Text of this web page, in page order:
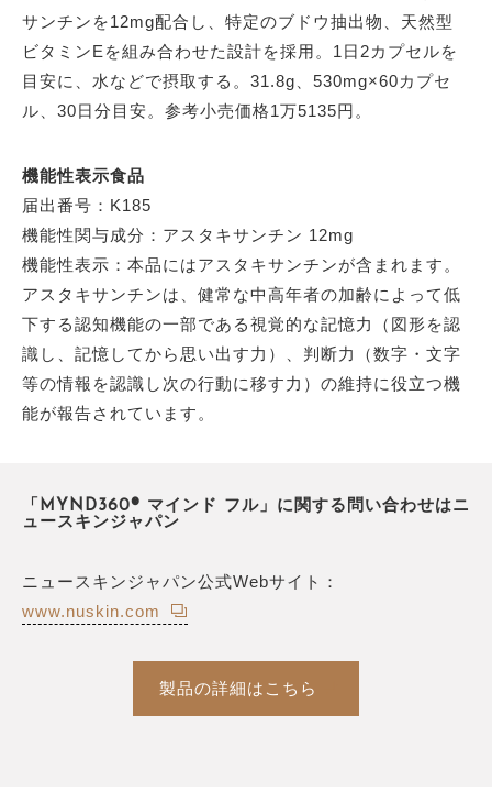
サンチンを12mg配合し、特定のブドウ抽出物、天然型
ビタミンEを組み合わせた設計を採用。1日2カプセルを
目安に、水などで摂取する。31.8g、530mg×60カプセ
ル、30日分目安。参考小売価格1万5135円。
機能性表示食品
届出番号：K185
機能性関与成分：アスタキサンチン 12mg
機能性表示：本品にはアスタキサンチンが含まれます。
アスタキサンチンは、健常な中高年者の加齢によって低
下する認知機能の一部である視覚的な記憶力（図形を認
識し、記憶してから思い出す力）、判断力（数字・文字
等の情報を認識し次の行動に移す力）の維持に役立つ機
能が報告されています。
「MYND360® マインド フル」に関する問い合わせはニ
ュースキンジャパン
ニュースキンジャパン公式Webサイト：
www.nuskin.com
製品の詳細はこちら